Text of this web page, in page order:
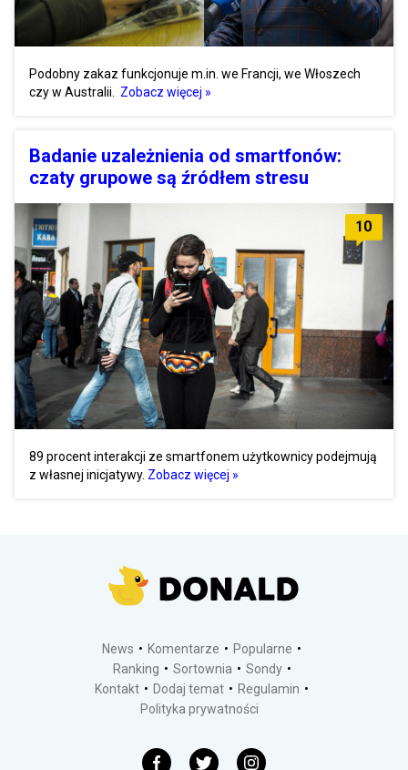
Podobny zakaz funkcjonuje m.in. we Francji, we Włoszech
czy w Australii.
Zobacz więcej »
Badanie uzależnienia od smartfonów:
czaty grupowe są źródłem stresu
10
89 procent interakcji ze smartfonem użytkownicy podejmują
z własnej inicjatywy. Zobacz więcej »
News Komentarze
Popularne
Ranking
Sortownia
Sondy
Kontakt
Dodaj temat
Regulamin
Polityka prywatności